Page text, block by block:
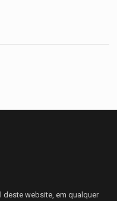
deste website, em qualquer